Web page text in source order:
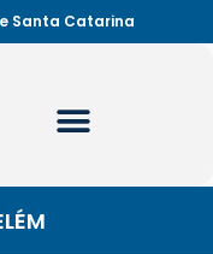
Santa Catarina